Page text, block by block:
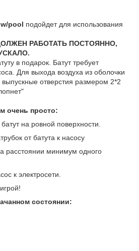
pool подойдет для использования
РАБОТАТЬ ПОСТОЯННО,
в подарок. Батут требует
Для выхода воздуха из оболочки
отверстия размером 2*2
очень просто:
на ровной поверхности.
от батута к насосу
расстоянии минимум одного
к электросети.
состоянии: